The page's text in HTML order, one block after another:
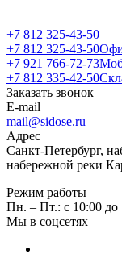
+7 812 325-43-50
+7 812 325-43-50
+7 921 766-72-73
+7 812 335-42-50
Заказать звонок
E-mail
mail@sidose.ru
Адрес
Санкт-Петербург,
набережной реки
Режим работы
Пн. – Пт.: с 10:00 до
Мы в соцсетях